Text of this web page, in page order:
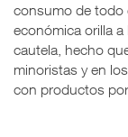
consumo de todo
económica orilla
cautela, hecho
minoristas y en
con productos